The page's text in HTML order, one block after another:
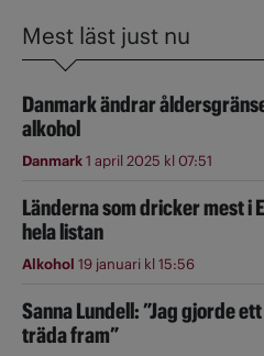
Mest läst just nu
Danmark ändrar
alkohol
Danmark1 april 2025 kl 07:51
Länderna som dricker mest i
hela listan
Alkohol 19 januari kl 15:56
Sanna Lundell: ”Jag gjorde
träda fram”